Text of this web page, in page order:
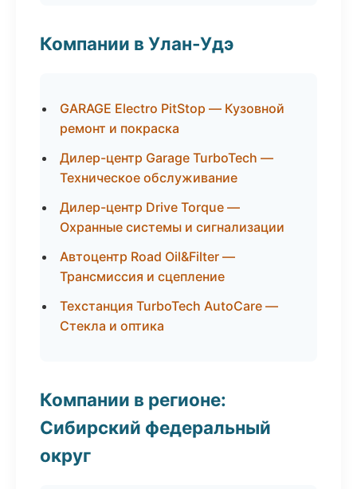
Компании в Улан-Удэ
GARAGE Electro PitStop — Кузовной
ремонт и покраска
Дилер-центр Garage TurboTech —
Техническое обслуживание
Дилер-центр Drive Torque —
Охранные системы и сигнализации
Автоцентр Road Oil&Filter —
Трансмиссия и сцепление
Техстанция TurboTech AutoCare —
Стекла и оптика
Компании в регионе:
Сибирский федеральный
округ